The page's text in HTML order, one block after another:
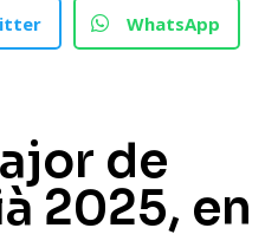
WhatsApp
de
2025, en